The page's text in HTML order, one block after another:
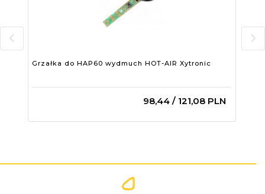
Grzałka do HAP60 wydmuch HOT-AIR Xytronic
98,44 / 121,08 PLN